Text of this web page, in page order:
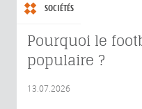
SOCIÉTÉS
Pourquoi le
populaire ?
13.07.2026